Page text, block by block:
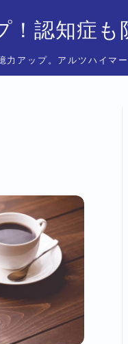
認知症も
アップ。アルツハイマー